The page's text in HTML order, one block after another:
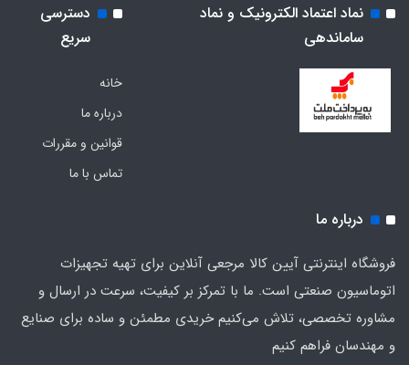
نماد اعتماد الکترونیک و نماد
ساماندهی
دسترسی
سریع
خانه
درباره ما
قوانین و مقررات
تماس با ما
درباره ما
فروشگاه اینترنتی آیین کالا مرجعی آنلاین برای تهیه تجهیزات
اتوماسیون صنعتی است. ما با تمرکز بر کیفیت، سرعت در ارسال و
مشاوره تخصصی، تلاش می‌کنیم خریدی مطمئن و ساده برای صنایع
و مهندسان فراهم کنیم